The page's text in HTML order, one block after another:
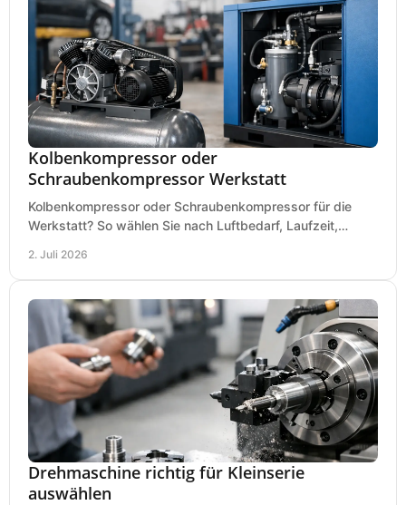
Kolbenkompressor oder
Schraubenkompressor Werkstatt
Kolbenkompressor oder Schraubenkompressor für die
Werkstatt? So wählen Sie nach Luftbedarf, Laufzeit,
2. Juli 2026
Drehmaschine richtig für Kleinserie
auswählen